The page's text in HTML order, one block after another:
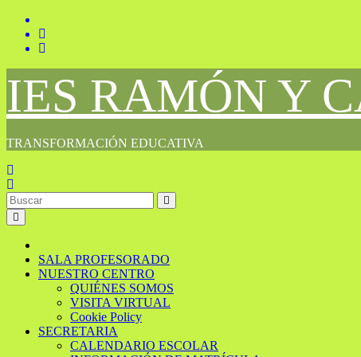
Saltar
contenido
IES RAMÓN Y
TRANSFORMACIÓN EDUCATIVA
SALA PROFESORADO
NUESTRO CENTRO
QUIÉNES SOMOS
VISITA VIRTUAL
Cookie Policy
SECRETARIA
CALENDARIO ESCOLAR